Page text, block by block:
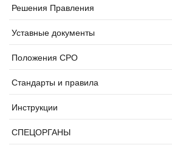
Решения Правления
Уставные документы
Положения СРО
Стандарты и правила
Инструкции
СПЕЦОРГАНЫ